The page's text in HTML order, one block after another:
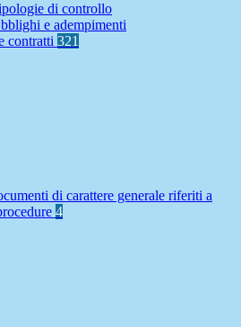
di controllo
e adempimenti
contratti 321
di carattere generale riferiti a
4